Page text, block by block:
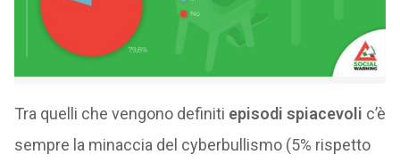
Tra quelli che vengono definiti episodi spiacevoli c’è
sempre la minaccia del cyberbullismo (5% rispetto